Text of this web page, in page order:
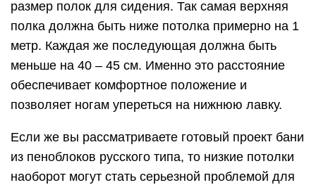
размер полок для сидения. Так самая верхняя
полка должна быть ниже потолка примерно на 1
метр. Каждая же последующая должна быть
меньше на 40 – 45 см. Именно это расстояние
обеспечивает комфортное положение и
позволяет ногам упереться на нижнюю лавку.
Если же вы рассматриваете готовый проект бани
из пеноблоков русского типа, то низкие потолки
наоборот могут стать серьезной проблемой для